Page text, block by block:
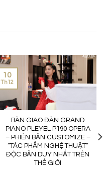
BÀN GIAO ĐÀN GRAND
PIANO PLEYEL P190 OPERA
– PHIÊN BẢN CUSTOMIZE –
“TÁC PHẨM NGHỆ THUẬT”
ĐỘC BẢN DUY NHẤT TRÊN
THẾ GIỚI
10
Th12